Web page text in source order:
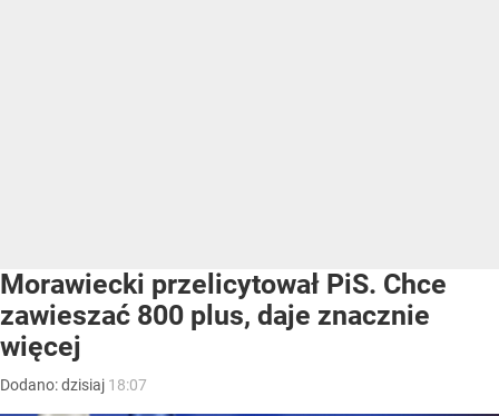
Morawiecki przelicytował PiS. Chce
zawieszać 800 plus, daje znacznie
więcej
Dodano:dzisiaj 18:07